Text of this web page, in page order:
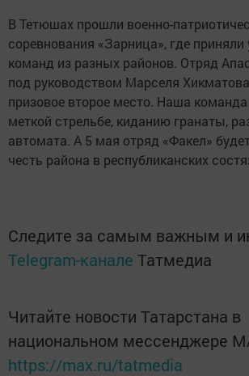
В Тетюшах прошли военно-
соревнования «Зарница», где приняли
команд из разных районов. Отряд
под руководством Марселя
призовое второе место. Наша
меткой стрельбе, киданию гранаты,
автомата. А 5 мая отряд «Факел»
честь района в республиканских
Следите за самым важным и
Telegram-канале Татмедиа
Читайте новости Татарстана в
национальном мессенджере
https://max.ru/tatmedia